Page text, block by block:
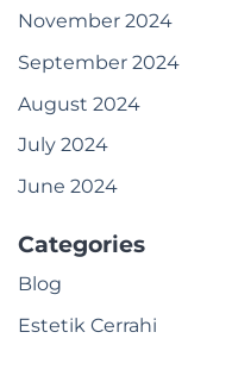
November 2024
September 2024
August 2024
July 2024
June 2024
Categories
Blog
Estetik Cerrahi